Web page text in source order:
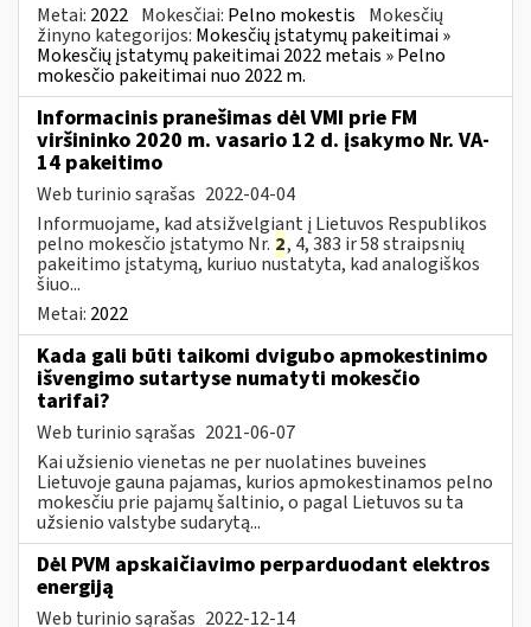
Metai: 2022 Mokesčiai: Pelno mokestis Mokesčių
žinyno kategorijos: Mokesčių įstatymų pakeitimai »
Mokesčių įstatymų pakeitimai 2022 metais » Pelno
mokesčio pakeitimai nuo 2022 m.
Informacinis pranešimas dėl VMI prie FM
viršininko 2020 m. vasario 12 d. įsakymo Nr. VA-
14 pakeitimo
Web turinio sąrašas 2022-04-04
Informuojame, kad atsižvelgiant į Lietuvos Respublikos
pelno mokesčio įstatymo Nr. 2, 4, 383 ir 58 straipsnių
pakeitimo įstatymą, kuriuo nustatyta, kad analogiškos
šiuo...
Metai: 2022
Kada gali būti taikomi dvigubo apmokestinimo
išvengimo sutartyse numatyti mokesčio
tarifai?
Web turinio sąrašas 2021-06-07
Kai užsienio vienetas ne per nuolatines buveines
Lietuvoje gauna pajamas, kurios apmokestinamos pelno
mokesčiu prie pajamų šaltinio, o pagal Lietuvos su ta
užsienio valstybe sudarytą...
Dėl PVM apskaičiavimo perparduodant elektros
energiją
Web turinio sąrašas 2022-12-14